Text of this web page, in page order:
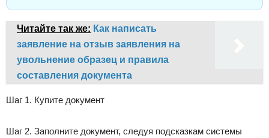
Читайте так же: Как написать
заявление на отзыв заявления на
увольнение образец и правила
составления документа
Шаг 1. Купите документ
Шаг 2. Заполните документ, следуя подсказкам системы